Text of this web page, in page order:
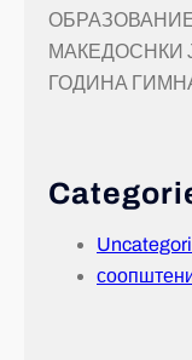
МАКЕДОСНКИ
ГОДИНА